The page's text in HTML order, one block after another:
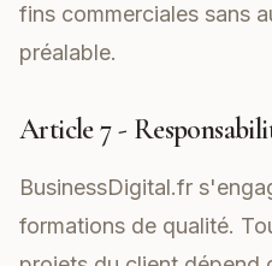
fins commerciales sans
préalable.
Article 7 -
BusinessDigital.fr
formations de qualité.